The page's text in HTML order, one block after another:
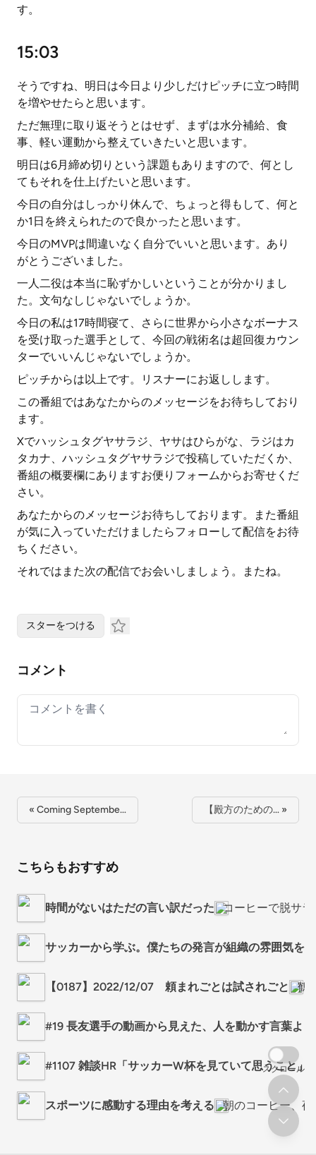
す。
15:03
そうですね、明日は今日より少しだけピッチに立つ時間
を増やせたらと思います。
ただ無理に取り返そうとはせず、まずは水分補給、食
事、軽い運動から整えていきたいと思います。
明日は6月締め切りという課題もありますので、何とし
てもそれを仕上げたいと思います。
今日の自分はしっかり休んで、ちょっと得もして、何と
か1日を終えられたので良かったと思います。
今日のMVPは間違いなく自分でいいと思います。あり
がとうございました。
一人二役は本当に恥ずかしいということが分かりまし
た。文句なしじゃないでしょうか。
今日の私は17時間寝て、さらに世界から小さなボーナス
を受け取った選手として、今回の戦術名は超回復カウン
ターでいいんじゃないでしょうか。
ピッチからは以上です。リスナーにお返しします。
この番組ではあなたからのメッセージをお待ちしており
ます。
Xでハッシュタグヤサラジ、ヤサはひらがな、ラジはカ
タカナ、ハッシュタグヤサラジで投稿していただくか、
番組の概要欄にありますお便りフォームからお寄せくだ
さい。
あなたからのメッセージお待ちしております。また番組
が気に入っていただけましたらフォローして配信をお待
ちください。
それではまた次の配信でお会いしましょう。またね。
スターをつける
コメント
Your comment
« Coming Septembe… 【殿方のための… »
こちらもおすすめ
時間がないはただの言い訳だった コーヒーで脱サ
サッカーから学ぶ。僕たちの発言が組織の雰囲気を
【0187】2022/12/07 頼まれごとは試されごと 鶴
#19 長友選手の動画から見えた、人を動かす言葉よ
#1107 雑談HR「サッカーW杯を見ていて思うこと」
スポーツに感動する理由を考える 朝のコーヒー、
スクロール